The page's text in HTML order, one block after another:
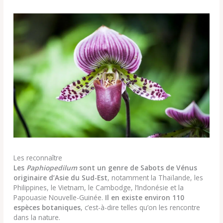
Les reconnaître
Les Paphiopedilum sont un genre de Sabots de Vénus
originaire d’Asie du Sud-Est, notamment la Thaïlande, les
Philippines, le Vietnam, le Cambodge, l’Indonésie et la
Papouasie Nouvelle-Guinée. Il en existe environ 110
espèces botaniques, c’est-à-dire telles qu’on les rencontre
dans la nature.